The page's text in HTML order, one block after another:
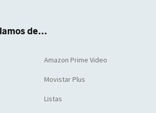
de...
Amazon Prime Video
Movistar Plus
Listas